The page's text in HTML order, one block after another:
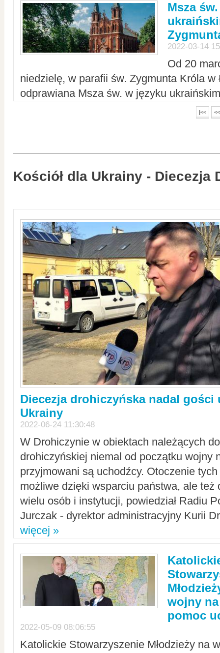
Msza
2022-03-14
Od 20
niedzielę, w parafii św. Zygmunta Króla w
odprawiana Msza św. w języku
|<< <<
Kościół dla Ukrainy - Diecezja
Diecezja drohiczyńska nadal gości
Ukrainy
2022-06-24 11:30:48
W Drohiczynie w obiektach należących
drohiczyńskiej niemal od początku wojny
przyjmowani są uchodźcy. Otoczenie
możliwe dzięki wsparciu państwa, ale też
wielu osób i instytucji, powiedział Radiu
Jurczak - dyrektor administracyjny Kurii
więcej »
wojny
pomoc
2022-05-09 08:06:55
Katolickie Stowarzyszenie Młodzieży na